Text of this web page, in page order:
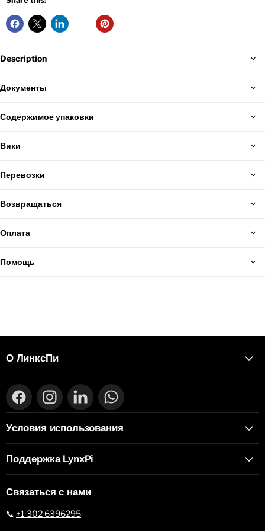
Description
Документы
Содержимое упаковки
Вики
Перевозки
Возвращаться
Оплата
Помощь
О ЛинксПи
Find
us
Facebook
Find
us
Instagram
Find
us
LinkedIn
Find
us
WhatsApp
Условия использования
Поддержка LynxPi
Связаться с нами
📞 +1 302 6396295